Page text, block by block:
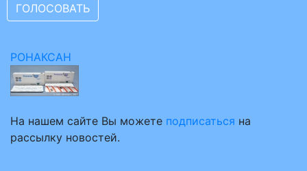
РОНАКСАН
На нашем сайте Вы можете подписаться на
рассылку новостей.